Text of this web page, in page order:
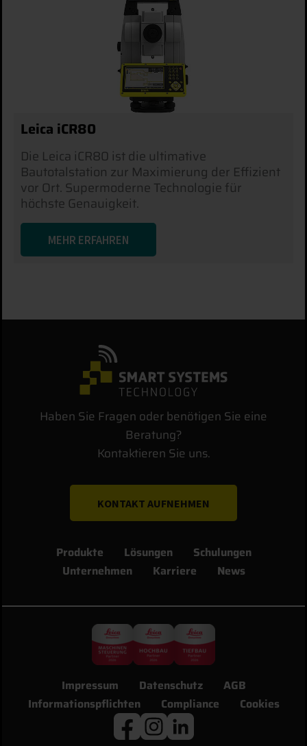
Leica iCR80
Die Leica iCR80 ist die ultimative
Bautotalstation zur Maximierung der Effizient
vor Ort. Supermoderne Technologie für
höchste Genauigkeit.
MEHR ERFAHREN
Haben Sie Fragen oder benötigen Sie eine
Beratung?
Kontaktieren Sie uns.
KONTAKT AUFNEHMEN
Produkte Lösungen
Schulungen
Unternehmen
Karriere News
Impressum Datenschutz
AGB
Informationspflichten
Compliance Cookies